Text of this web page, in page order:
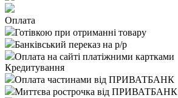
Оплата
Готівкою при отриманні товару
Банківський переказ на р/р
Оплата на сайті платіжними картками
Кредитування
Оплата частинами від ПРИВАТБАНК
Миттєва рострочка від ПРИВАТБАНК